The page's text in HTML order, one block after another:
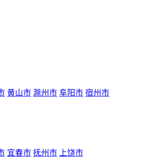
黄山市 滁州市 阜阳市 宿州市
宜春市 抚州市 上饶市